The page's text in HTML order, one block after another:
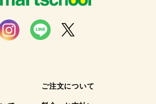
ご注文について